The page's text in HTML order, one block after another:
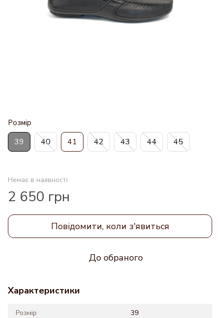
Розмір
39 40 41 42 43 44 45
Немає в наявності
2 650 грн
Повідомити, коли з'явиться
До обраного
Характеристики
Розмір
39